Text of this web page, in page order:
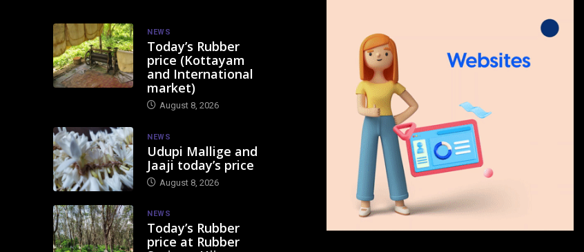
NEWS
Today’s Rubber
price (Kottayam
and International
market)
August 8, 2026
NEWS
Udupi Mallige and
Jaaji today’s price
August 8, 2026
NEWS
Today’s Rubber
price at Rubber